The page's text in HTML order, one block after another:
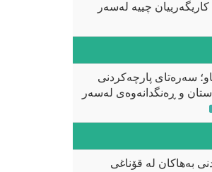
چییە لەسەر
سەرەتای پارچەکردنی
و ڕەنگدانەوەی لەسەر
بەهاکان لە قۆناغی